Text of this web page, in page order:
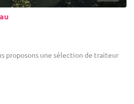
proposons une sélection de traiteur